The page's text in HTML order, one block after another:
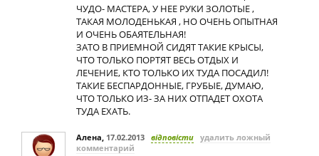
ЧУДО- МАСТЕРА, У НЕЕ РУКИ ЗОЛОТЫЕ ,
ТАКАЯ МОЛОДЕНЬКАЯ , НО ОЧЕНЬ ОПЫТНАЯ
И ОЧЕНЬ ОБАЯТЕЛЬНАЯ!
ЗАТО В ПРИЕМНОЙ СИДЯТ ТАКИЕ КРЫСЫ,
ЧТО ТОЛЬКО ПОРТЯТ ВЕСЬ ОТДЫХ И
ЛЕЧЕНИЕ, КТО ТОЛЬКО ИХ ТУДА ПОСАДИЛ!
ТАКИЕ БЕСПАРДОННЫЕ, ГРУБЫЕ, ДУМАЮ,
ЧТО ТОЛЬКО ИЗ- ЗА НИХ ОТПАДЕТ ОХОТА
ТУДА ЕХАТЬ.
Алена, 17.02.2013 відповісти удалить ложный
комментарий